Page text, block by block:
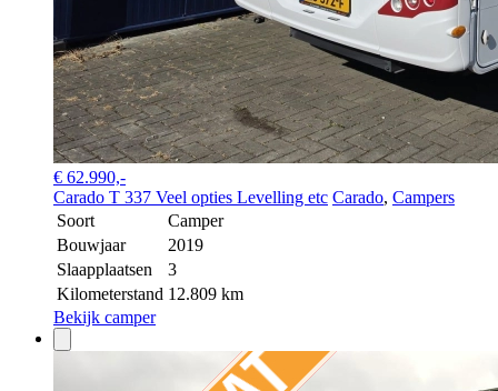
€ 62.990,-
Carado T 337 Veel opties Levelling etc Carado, Campers
Soort
Camper
Bouwjaar
2019
Slaapplaatsen
3
Kilometerstand 12.809 km
Bekijk camper